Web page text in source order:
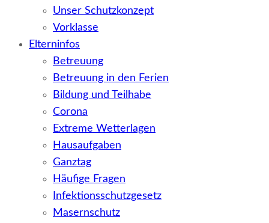
Unser Schutzkonzept
Vorklasse
Elterninfos
Betreuung
Betreuung in den Ferien
Bildung und Teilhabe
Corona
Extreme Wetterlagen
Hausaufgaben
Ganztag
Häufige Fragen
Infektionsschutzgesetz
Masernschutz